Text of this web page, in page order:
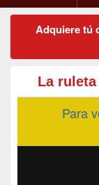
Adquiere tú
La
Para